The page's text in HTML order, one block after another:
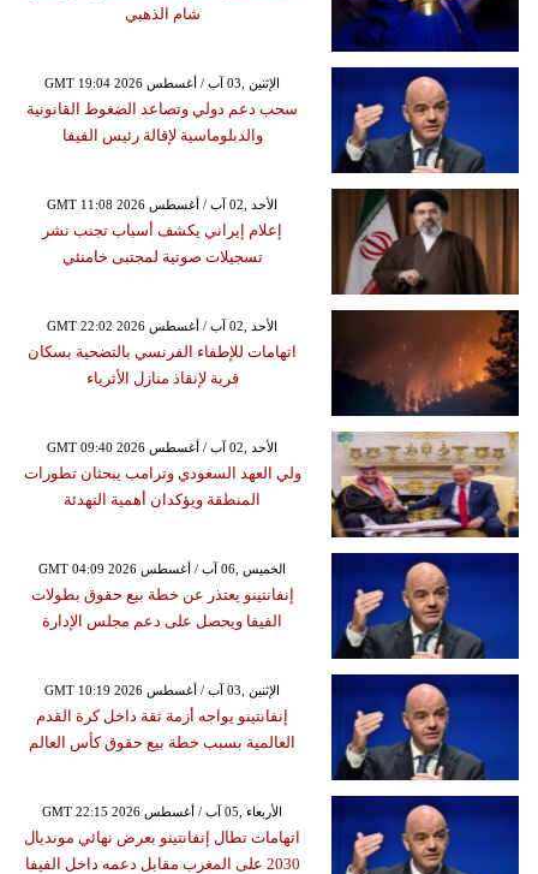
شام الذهبي
GMT 19:04 2026 الإثنين ,03 آب / أغسطس
سحب دعم دولي وتصاعد الضغوط القانونية
والدبلوماسية لإقالة رئيس الفيفا
GMT 11:08 2026 الأحد ,02 آب / أغسطس
إعلام إيراني يكشف أسباب تجنب نشر
تسجيلات صوتية لمجتبى خامنئي
GMT 22:02 2026 الأحد ,02 آب / أغسطس
اتهامات للإطفاء الفرنسي بالتضحية بسكان
قرية لإنقاذ منازل الأثرياء
GMT 09:40 2026 الأحد ,02 آب / أغسطس
ولي العهد السعودي وترامب يبحثان تطورات
المنطقة ويؤكدان أهمية التهدئة
GMT 04:09 2026 الخميس ,06 آب / أغسطس
إنفانتينو يعتذر عن خطة بيع حقوق بطولات
الفيفا ويحصل على دعم مجلس الإدارة
GMT 10:19 2026 الإثنين ,03 آب / أغسطس
إنفانتينو يواجه أزمة ثقة داخل كرة القدم
العالمية بسبب خطة بيع حقوق كأس العالم
GMT 22:15 2026 الأربعاء ,05 آب / أغسطس
اتهامات تطال إنفانتينو بعرض نهائي مونديال
2030 على المغرب مقابل دعمه داخل الفيفا